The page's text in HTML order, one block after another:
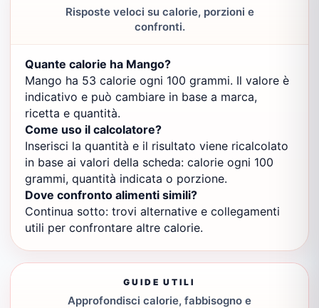
Risposte veloci su calorie, porzioni e
confronti.
Quante calorie ha Mango?
Mango ha 53 calorie ogni 100 grammi. Il valore è
indicativo e può cambiare in base a marca,
ricetta e quantità.
Come uso il calcolatore?
Inserisci la quantità e il risultato viene ricalcolato
in base ai valori della scheda: calorie ogni 100
grammi, quantità indicata o porzione.
Dove confronto alimenti simili?
Continua sotto: trovi alternative e collegamenti
utili per confrontare altre calorie.
GUIDE UTILI
Approfondisci calorie, fabbisogno e